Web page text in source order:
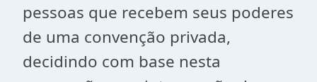
pessoas que recebem seus poderes
de uma convenção privada,
decidindo com base nesta